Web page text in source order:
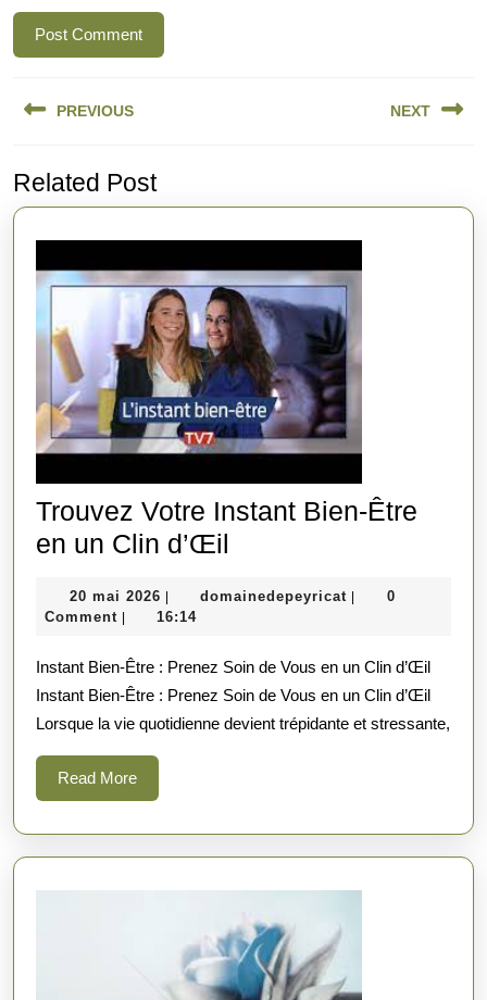
de
PREVIOUS
post:
NEXT
Related Post
Trouvez Votre Instant Bien-Être
en un Clin d’Œil
Instant
Être
en
un
20 mai 2026 20
mai
domainedepeyricat
0
Comment
16:14
Instant Bien-Être : Prenez Soin de Vous en un Clin d’Œil
Instant Bien-Être : Prenez Soin de Vous en un Clin d’Œil
Lorsque la vie quotidienne devient trépidante et stressante,
Read MoreRead
More